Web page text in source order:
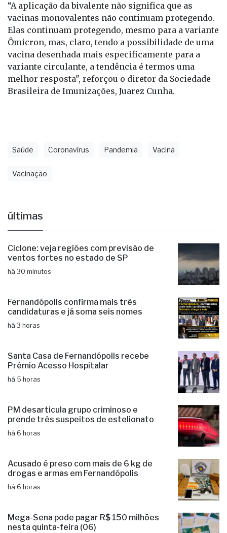
“A aplicação da bivalente não significa que as
vacinas monovalentes não continuam protegendo.
Elas continuam protegendo, mesmo para a variante
Ômicron, mas, claro, tendo a possibilidade de uma
vacina desenhada mais especificamente para a
variante circulante, a tendência é termos uma
melhor resposta", reforçou o diretor da Sociedade
Brasileira de Imunizações, Juarez Cunha.
Saúde Coronavírus Pandemia Vacina
Vacinação
últimas
Ciclone: veja regiões com previsão de
ventos fortes no estado de SP
há 30 minutos
Fernandópolis confirma mais três
candidaturas e já soma seis nomes
há 3 horas
Santa Casa de Fernandópolis recebe
Prêmio Acesso Hospitalar
há 5 horas
PM desarticula grupo criminoso e
prende três suspeitos de estelionato
há 6 horas
Acusado é preso com mais de 6 kg de
drogas e armas em Fernandópolis
há 6 horas
Mega-Sena pode pagar R$ 150 milhões
nesta quinta-feira (06)